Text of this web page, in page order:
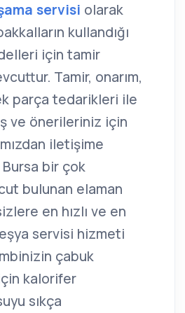
servisi olarak
kullandığı
için tamir
Tamir, onarım,
parça tedarikleri ile
ve önerileriniz için
iletişime
bir çok
bulunan elaman
en hızlı ve en
servisi hizmeti
çabuk
kalorifer
sıkça